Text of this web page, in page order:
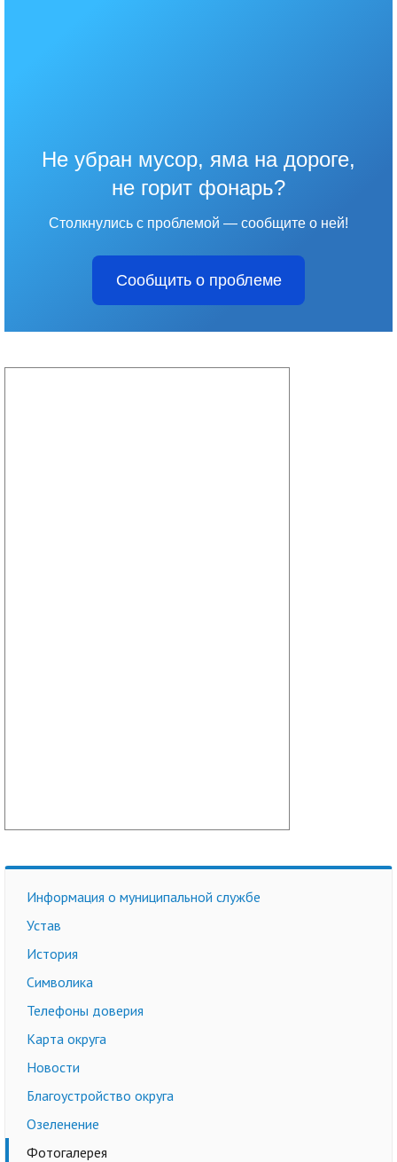
Не убран мусор, яма на дороге,
не горит фонарь?
Столкнулись с проблемой — сообщите о ней!
Сообщить о проблеме
Информация о муниципальной службе
Устав
История
Символика
Телефоны доверия
Карта округа
Новости
Благоустройство округа
Озеленение
Фотогалерея